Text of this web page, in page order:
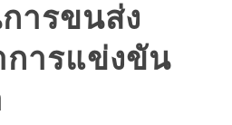
ารขนส่ง
ารแข่งขัน